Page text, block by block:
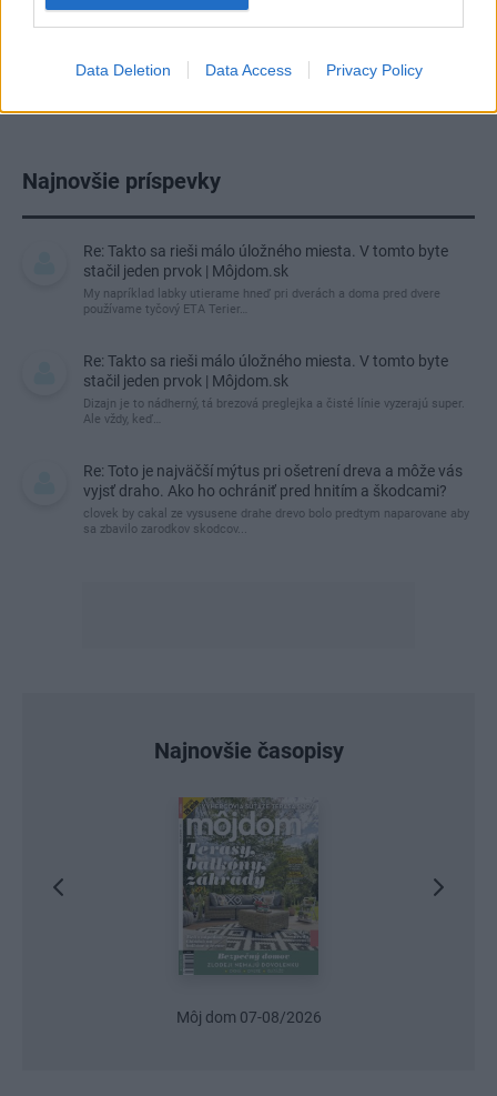
Data Deletion Data Access Privacy Policy
Najnovšie príspevky
Re: Takto sa rieši málo úložného miesta. V tomto byte
stačil jeden prvok | Môjdom.sk
My napríklad labky utierame hneď pri dverách a doma pred dvere
používame tyčový ETA Terier…
Re: Takto sa rieši málo úložného miesta. V tomto byte
stačil jeden prvok | Môjdom.sk
Dizajn je to nádherný, tá brezová preglejka a čisté línie vyzerajú super.
Ale vždy, keď…
Re: Toto je najväčší mýtus pri ošetrení dreva a môže vás
vyjsť draho. Ako ho ochrániť pred hnitím a škodcami?
clovek by cakal ze vysusene drahe drevo bolo predtym naparovane aby
sa zbavilo zarodkov skodcov...
Najnovšie časopisy
Môj dom 07-08/2026